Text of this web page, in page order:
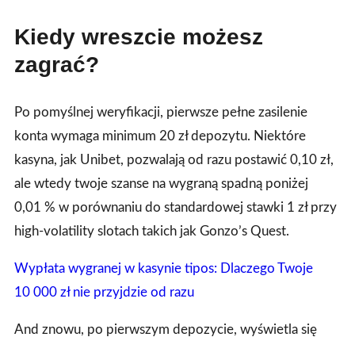
Kiedy wreszcie możesz
zagrać?
Po pomyślnej weryfikacji, pierwsze pełne zasilenie
konta wymaga minimum 20 zł depozytu. Niektóre
kasyna, jak Unibet, pozwalają od razu postawić 0,10 zł,
ale wtedy twoje szanse na wygraną spadną poniżej
0,01 % w porównaniu do standardowej stawki 1 zł przy
high‑volatility slotach takich jak Gonzo’s Quest.
Wypłata wygranej w kasynie tipos: Dlaczego Twoje
10 000 zł nie przyjdzie od razu
And znowu, po pierwszym depozycie, wyświetla się